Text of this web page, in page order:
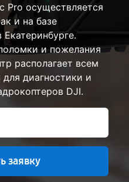
Pro осуществляется
и на базе
и пожелания
располагает всем
диагностики и
DJI.
заявку